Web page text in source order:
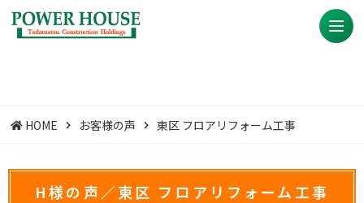
HOME お客様の声 東区 フロアリフォーム工事
H様の声／東区 フロアリフォーム工事